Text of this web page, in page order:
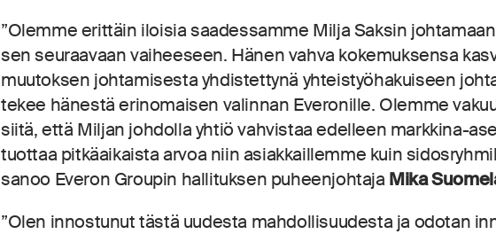
”Olemme erittäin iloisia saadessamme Milja Saksin
sen seuraavaan vaiheeseen. Hänen vahva kokemuksensa
muutoksen johtamisesta yhdistettynä yhteistyöhakuiseen
tekee hänestä erinomaisen valinnan Everonille. Olemme
siitä, että Miljan johdolla yhtiö vahvistaa edelleen markkina-
tuottaa pitkäaikaista arvoa niin asiakkaillemme kuin
sanoo Everon Groupin hallituksen puheenjohtaja Mika
”Olen innostunut tästä uudesta mahdollisuudesta ja odotan